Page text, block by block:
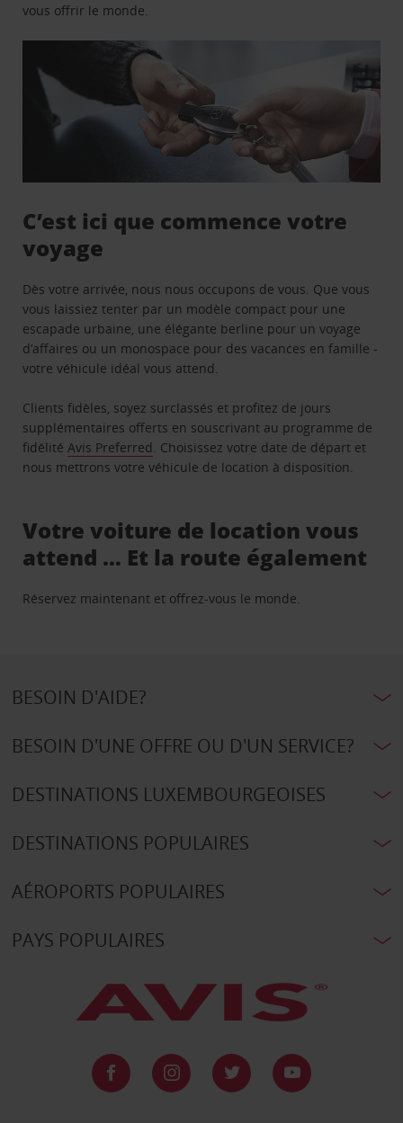
vous offrir le monde.
C’est ici que commence votre
voyage
Dès votre arrivée, nous nous occupons de vous. Que vous
vous laissiez tenter par un modèle compact pour une
escapade urbaine, une élégante berline pour un voyage
d’affaires ou un monospace pour des vacances en famille -
votre véhicule idéal vous attend.
Clients fidèles, soyez surclassés et profitez de jours
supplémentaires offerts en souscrivant au programme de
fidélitéAvis Preferred. Choisissez votre date de départ et
nous mettrons votre véhicule de location à disposition.
Votre voiture de location vous
attend … Et la route également
Réservez maintenant et offrez-vous le monde.
BESOIN D'AIDE?
BESOIN D'UNE OFFRE OU D'UN SERVICE?
DESTINATIONS LUXEMBOURGEOISES
DESTINATIONS POPULAIRES
AÉROPORTS POPULAIRES
PAYS POPULAIRES